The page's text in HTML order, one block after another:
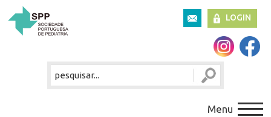
LOGIN
Menu